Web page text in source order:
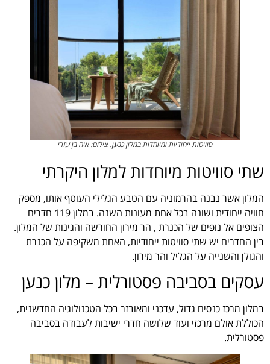
סוויטות ייחודיות ומיוחדות במלון כנען. צילום: איה בן עזרי
שתי סוויטות מיוחדות למלון היקרתי
המלון אשר נבנה בהרמוניה עם הטבע הגלילי העוטף אותו, מספק
חוויה ייחודית ושונה בכל אחת מעונות השנה. במלון 119 חדרים
הצופים אל נופים של הכנרת , הר מירון החורשה והגינות של המלון.
בין החדרים יש שתי סוויטות ייחודיות, האחת משקיפה על הכנרת
והגולן והשנייה על הגליל והר מירון.
עסקים בסביבה פסטורלית – מלון כנען
במלון מרכז כנסים גדול, עדכני ומאובזר בכל הטכנולוגיה החדשנית,
הכוללת אולם מרכזי ועוד שלושה חדרי ישיבות לעבודה בסביבה
פסטורלית.